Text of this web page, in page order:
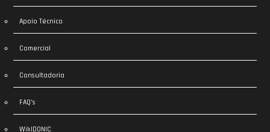
Apoio Técnico
Comercial
Consultadoria
FAQ’s
WikIDONIC